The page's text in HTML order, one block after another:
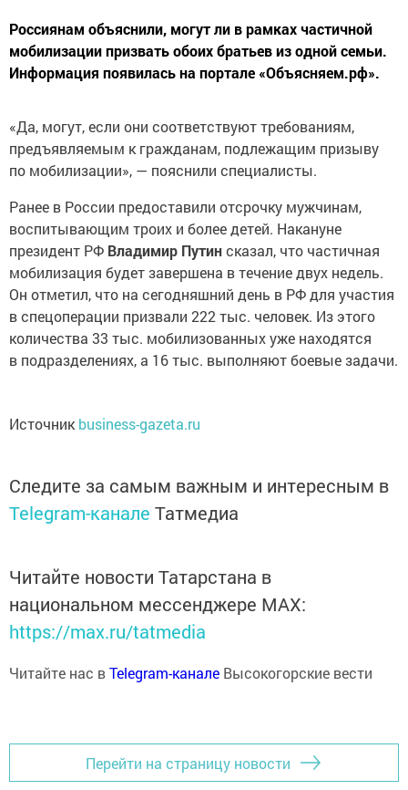
Россиянам объяснили, могут ли в рамках частичной
мобилизации призвать обоих братьев из одной семьи.
Информация появилась на портале «Объясняем.рф».
«Да, могут, если они соответствуют требованиям,
предъявляемым к гражданам, подлежащим призыву
по мобилизации», — пояснили специалисты.
Ранее в России предоставили отсрочку мужчинам,
воспитывающим троих и более детей. Накануне
президент РФ Владимир Путинсказал, что частичная
мобилизация будет завершена в течение двух недель.
Он отметил, что на сегодняшний день в РФ для участия
в спецоперации призвали 222 тыс. человек. Из этого
количества 33 тыс. мобилизованных уже находятся
в подразделениях, а 16 тыс. выполняют боевые задачи.
Источникbusiness-gazeta.ru
Следите за самым важным и интересным в
Telegram-канале Татмедиа
Читайте новости Татарстана в
национальном мессенджере MАХ:
https://max.ru/tatmedia
Читайте нас вTelegram-канале Высокогорские вести
Перейти на страницу новости